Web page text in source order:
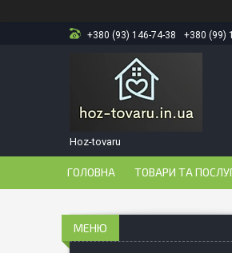
+380 (93) 146-74-38 +380 (99)
Hoz-tovaru
ГОЛОВНА ТОВАРИ ТА